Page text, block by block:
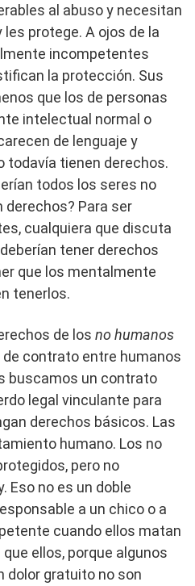
al abuso y necesitan
protege. A ojos de la
incompetentes
la protección. Sus
que los de personas
intelectual normal o
de lenguaje y
tienen derechos.
todos los seres no
Para ser
cualquiera que discuta
tener derechos
que los mentalmente
tenerlos.
de los no humanos
contrato entre humanos
buscamos un contrato
legal vinculante para
derechos básicos. Las
humano. Los no
pero no
Eso no es un doble
a un chico o a
cuando ellos matan
ellos, porque algunos
dolor gratuito no son